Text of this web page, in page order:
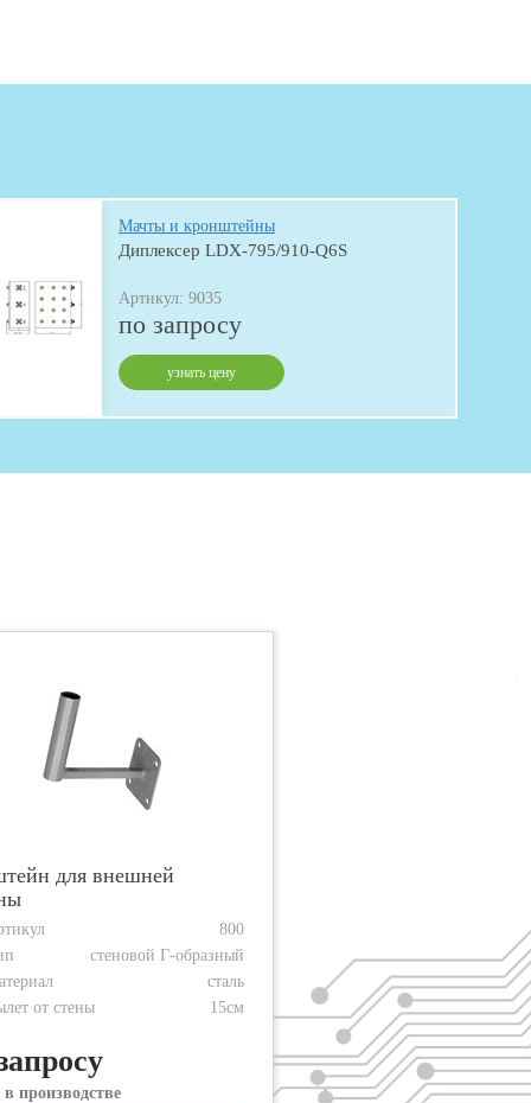
Мачты и кронштейны
Диплексер LDX-795/910-Q6S
Артикул: 9035
по запросу
узнать цену
для внешней
800
стеновой Г-образный
сталь
от стены
15см
производстве